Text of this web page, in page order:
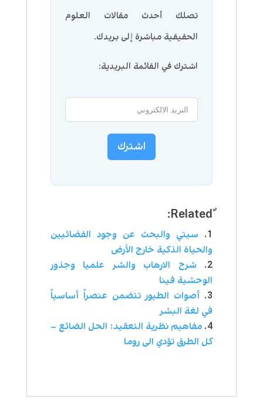
تصلك أحدث مقالات العلوم
الحقيقية مباشرة إلى بريدك.
اشترك في القائمة البريدية:
اشترك
ٌRelated:
سيتي والبحث عن وجود الفضائيين
والحياة الذكية خارج الأرض
شرح الارهاب والشر علميا وجذور
الوحشية فينا
أصوات الطيور تتضمن عنصراً أساسياً
في لغة البشر
مفاهيم نظرية التعقيد: الحل الضائع –
كل الطرق تؤدي الى روما